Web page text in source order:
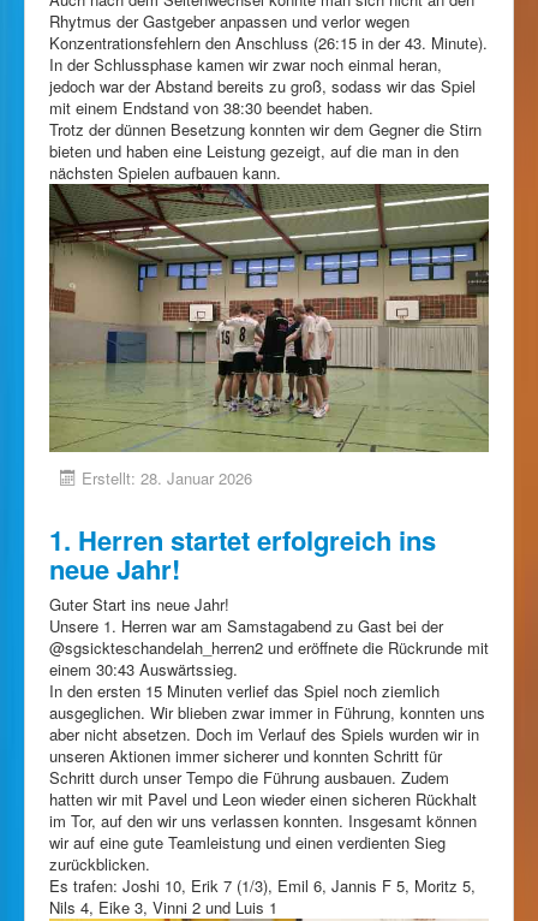
Rhytmus der Gastgeber anpassen und verlor wegen
Konzentrationsfehlern den Anschluss (26:15 in der 43. Minute).
In der Schlussphase kamen wir zwar noch einmal heran,
jedoch war der Abstand bereits zu groß, sodass wir das Spiel
mit einem Endstand von 38:30 beendet haben.
Trotz der dünnen Besetzung konnten wir dem Gegner die Stirn
bieten und haben eine Leistung gezeigt, auf die man in den
nächsten Spielen aufbauen kann.
Erstellt: 28. Januar 2026
1. Herren startet erfolgreich ins
neue Jahr!
Guter Start ins neue Jahr!
Unsere 1. Herren war am Samstagabend zu Gast bei der
@sgsickteschandelah_herren2 und eröffnete die Rückrunde mit
einem 30:43 Auswärtssieg.
In den ersten 15 Minuten verlief das Spiel noch ziemlich
ausgeglichen. Wir blieben zwar immer in Führung, konnten uns
aber nicht absetzen. Doch im Verlauf des Spiels wurden wir in
unseren Aktionen immer sicherer und konnten Schritt für
Schritt durch unser Tempo die Führung ausbauen. Zudem
hatten wir mit Pavel und Leon wieder einen sicheren Rückhalt
im Tor, auf den wir uns verlassen konnten. Insgesamt können
wir auf eine gute Teamleistung und einen verdienten Sieg
zurückblicken.
Es trafen: Joshi 10, Erik 7 (1/3), Emil 6, Jannis F 5, Moritz 5,
Nils 4, Eike 3, Vinni 2 und Luis 1